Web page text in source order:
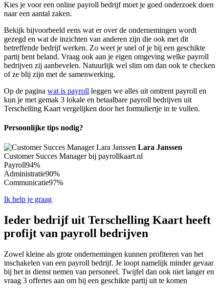
Kies je voor een online payroll bedrijf moet je goed onderzoek doen
naar een aantal zaken.
Bekijk bijvoorbeeld eens wat er over de ondernemingen wordt
gezegd en wat de inzichten van anderen zijn die ook met dit
betreffende bedrijf werken. Zo weet je snel of je bij een geschikte
partij bent beland. Vraag ook aan je eigen omgeving welke payroll
bedrijven zij aanbevelen. Natuurlijk wel slim om dan ook te checken
of ze blij zijn met de samenwerking.
Op de pagina wat is payroll leggen we alles uit omtrent payroll en
kun je met gemak 3 lokale en betaalbare payroll bedrijven uit
Terschelling Kaart vergelijken door het formuliertje in te vullen.
Persoonlijke tips nodig?
Lara Janssen
Customer Succes Manager bij payrollkaart.nl
Payroll94%
Administratie90%
Communicatie97%
Ik help je graag
Ieder bedrijf uit Terschelling Kaart heeft
profijt van payroll bedrijven
Zowel kleine als grote ondernemingen kunnen profiteren van het
inschakelen van een payroll bedrijf. Je loopt namelijk minder gevaar
bij het in dienst nemen van personeel. Twijfel dan ook niet langer en
vraag 3 offertes aan om bij een geschikte partij uit te komen